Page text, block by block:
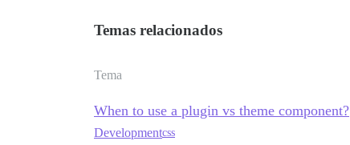
Temas relacionados
Tema
When to use a plugin vs theme component?
Developmentcss